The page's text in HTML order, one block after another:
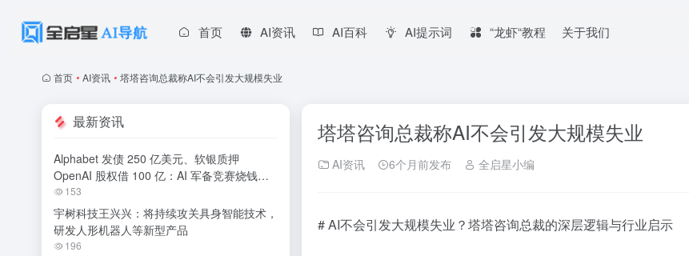
首页 AI资讯 AI百科 AI提示词 “龙虾“教程 关于我们
首页 • AI资讯 • 塔塔咨询总裁称AI不会引发大规模失业
塔塔咨询总裁称AI不会引发大规模失业
AI资讯 6个月前发布 全启星小编
# AI不会引发大规模失业？塔塔咨询总裁的深层逻辑与行业启示
最新资讯
Alphabet 发债 250 亿美元、软银质押
OpenAI 股权借 100 亿：AI 军备竞赛烧钱无
休止
153
宇树科技王兴兴：将持续攻关具身智能技术，
研发人形机器人等新型产品
196